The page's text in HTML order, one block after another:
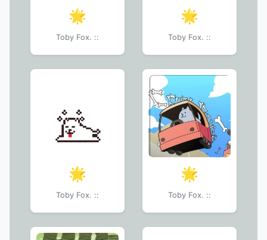
🌟
Toby Fox. ::
🌟
Toby Fox. ::
🌟
Toby Fox. ::
🌟
Toby Fox. ::